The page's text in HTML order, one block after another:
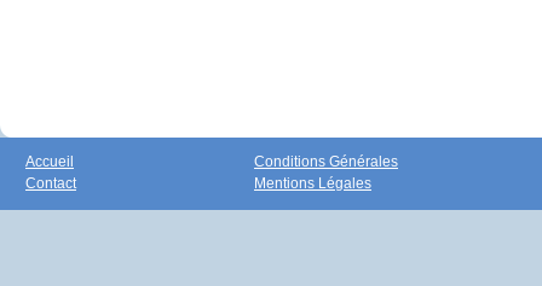
Accueil
Contact
Conditions Générales
Mentions Légales